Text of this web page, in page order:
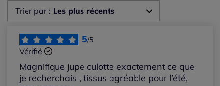
Trier par : Les plus récents
Les plus récents
Les plus anciens
5/5
Vérifié
Magnifique jupe culotte exactement ce que
je recherchais , tissus agréable pour l’été,